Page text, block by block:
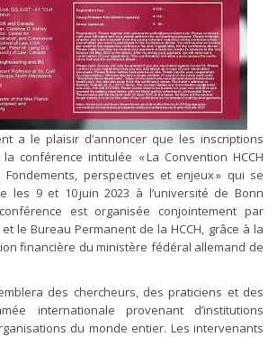
a le plaisir d’annoncer que les inscriptions
conférence intitulée « La Convention HCCH
Fondements, perspectives et enjeux » qui se
les 9 et 10 juin 2023 à l’université de Bonn
est organisée conjointement par
le Bureau Permanent de la HCCH, grâce à la
financière du ministère fédéral allemand de
des chercheurs, des praticiens et des
internationale provenant d’institutions
du monde entier. Les intervenants